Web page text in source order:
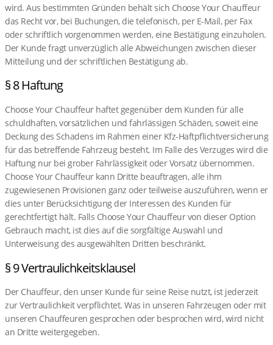
wird. Aus bestimmten Gründen behält sich Choose Your Chauffeur
das Recht vor, bei Buchungen, die telefonisch, per E-Mail, per Fax
oder schriftlich vorgenommen werden, eine Bestätigung einzuholen.
Der Kunde fragt unverzüglich alle Abweichungen zwischen dieser
Mitteilung und der schriftlichen Bestätigung ab.
§ 8 Haftung
Choose Your Chauffeur haftet gegenüber dem Kunden für alle
schuldhaften, vorsätzlichen und fahrlässigen Schäden, soweit eine
Deckung des Schadens im Rahmen einer Kfz-Haftpflichtversicherung
für das betreffende Fahrzeug besteht. Im Falle des Verzuges wird die
Haftung nur bei grober Fahrlässigkeit oder Vorsatz übernommen.
Choose Your Chauffeur kann Dritte beauftragen, alle ihm
zugewiesenen Provisionen ganz oder teilweise auszuführen, wenn er
dies unter Berücksichtigung der Interessen des Kunden für
gerechtfertigt hält. Falls Choose Your Chauffeur von dieser Option
Gebrauch macht, ist dies auf die sorgfältige Auswahl und
Unterweisung des ausgewählten Dritten beschränkt.
§ 9 Vertraulichkeitsklausel
Der Chauffeur, den unser Kunde für seine Reise nutzt, ist jederzeit
zur Vertraulichkeit verpflichtet. Was in unseren Fahrzeugen oder mit
unseren Chauffeuren gesprochen oder besprochen wird, wird nicht
an Dritte weitergegeben.